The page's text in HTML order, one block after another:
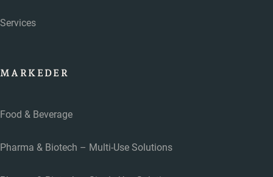
Services
MARKEDER
Food & Beverage
Pharma & Biotech – Multi-Use Solutions